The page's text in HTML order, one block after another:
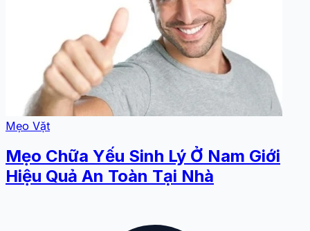
Mẹo Vặt
Mẹo Chữa Yếu Sinh Lý Ở Nam Giới
Hiệu Quả An Toàn Tại Nhà